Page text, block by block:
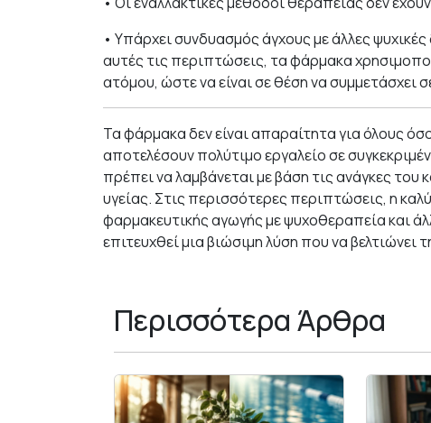
• Υπάρχει συνδυασμός άγχους με άλλες
αυτές τις περιπτώσεις, τα φάρμακα
ατόμου, ώστε να είναι σε θέση να
Τα φάρμακα δεν είναι απαραίτητα για όλους
αποτελέσουν πολύτιμο εργαλείο σε
πρέπει να λαμβάνεται με βάση τις ανάγκες
υγείας. Στις περισσότερες περιπτώσεις, η
φαρμακευτικής αγωγής με ψυχοθεραπεία και
επιτευχθεί μια βιώσιμη λύση που να βελτιώνει
Περισσότερα Άρθρα